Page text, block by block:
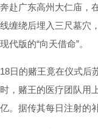
赴广东高州大仁庙，
缠绕后埋入三尺墓穴
代版的“向天借命”。
日的赌王竟在仪式后
，赌王的医疗团队
。据传其每日注射的